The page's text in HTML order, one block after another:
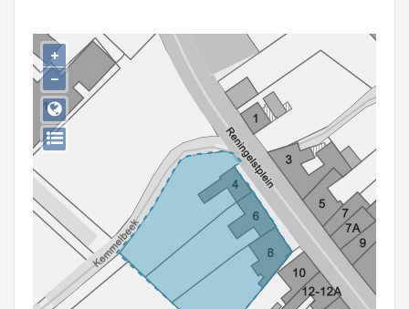
Gebeurtenis
Persoon of collectief
Downloads
Hergebruik
Aanmelden
+
−